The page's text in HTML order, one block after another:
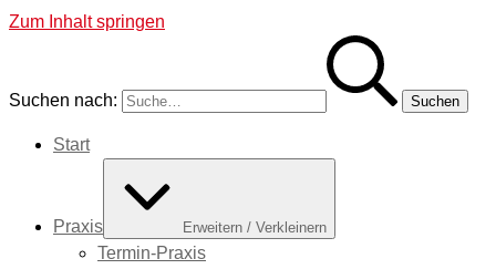
Zum Inhalt springen
Suchen nach:
Start
Praxis Erweitern / Verkleinern
Termin-Praxis